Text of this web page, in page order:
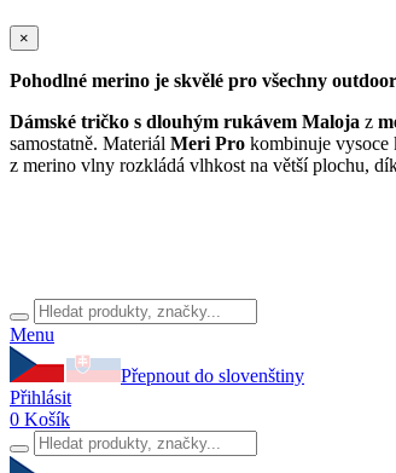
×
Pohodlné merino je skvělé pro všechny
Dámské tričko s dlouhým rukávem Maloja z
samostatně. Materiál Meri Pro kombinuje vysoce
z merino vlny rozkládá vlhkost na větší plochu,
Menu
Přepnout do slovenštiny
Přihlásit
0 Košík